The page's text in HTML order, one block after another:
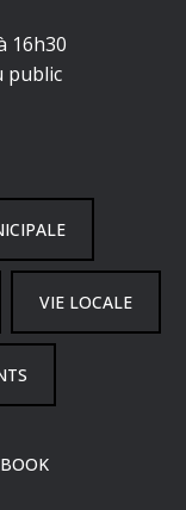
16h30
public
VIE LOCALE